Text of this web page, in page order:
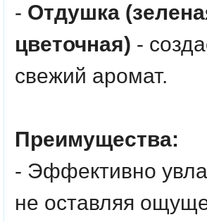
- Отдушка
цветочная) -
свежий аромат.
Преимущества:
- Эффективно
не оставляя